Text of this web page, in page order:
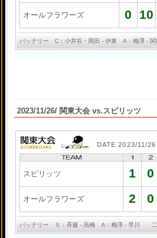
オールフラワーズ 0 10
バッテリー C：小井谷・岡田 - 伊東 A：梅澤 -
2023/11/26/ 関東大会 vs.スピリッツ
DATE 2023/11/26
スピリッツ 1 0
オールフラワーズ 2 0
バッテリー Ｓ：斉藤 - 高橋 A：梅澤 - 早川